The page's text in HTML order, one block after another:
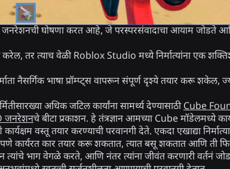
घोषणा करत आहे, जे परस्परसंवादाचा आयाम जोडते
तर त्याच वेळी Roblox Studio मध्ये निर्मात्यांना एक
नैसर्गिक भाषा प्रॉम्प्ट्स वापरून संपूर्ण दृश्ये तयार करू शकेल,
अधिक जटिल कार्यांना सामर्थ्य देण्यासाठीCube
जनरेशनचे बीटा प्रकाशन. हे तंत्रज्ञान आमच्या Cube मॉडेलमध्ये
वस्तू तयार करण्याची परवानगी देते. एकदा एखाद्या
कार्यरत कार तयार करू शकतात, त्यात बसू शकतात आणि ती
त्यांचे भाग वेगळे करते, आणि नंतर त्यांना जीवंत करणारी वर्तनं